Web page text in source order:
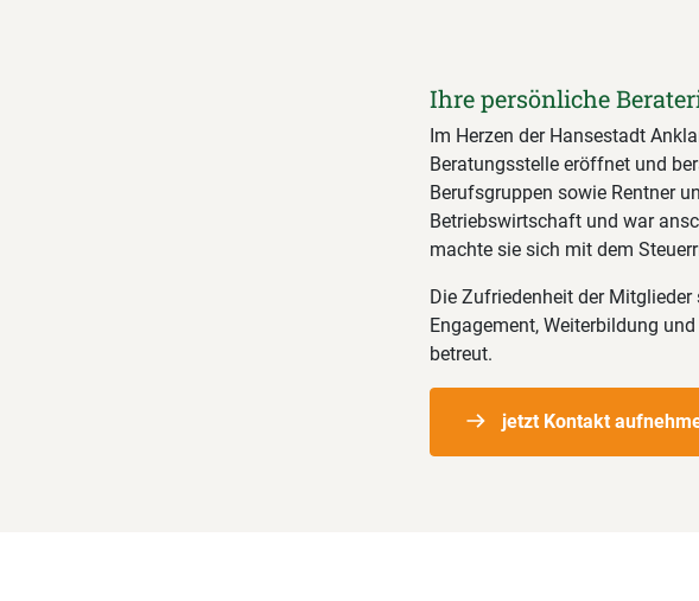
Ihre persönliche
Im Herzen der Hansestadt
Beratungsstelle eröffnet und
Berufsgruppen sowie Rentner
Betriebswirtschaft und war
machte sie sich mit dem
Die Zufriedenheit der Mitglieder
Engagement, Weiterbildung
betreut.
jetzt Kontakt